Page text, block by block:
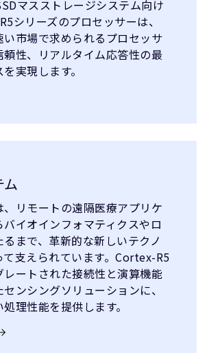
マスストレージシステム向け
シリーズのプロセッサーは、
い市場で求められるプロセッサ
頼性、リアルタイム応答性の最
実現します。
ム
、リモートの遠隔医療アプリケ
イオインフォマティクスやロ
まで、革新的な新しいテクノ
て支えられています。Cortex-R5
レートされた接続性と演算機能
ンシングソリューションに、
理性能を提供します。